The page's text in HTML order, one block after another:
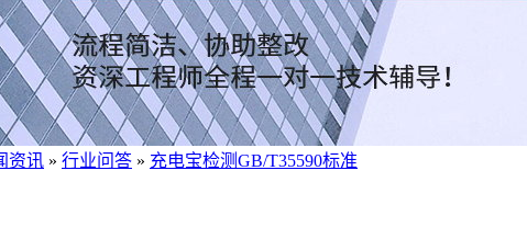
资讯 » 行业问答 » 充电宝检测GB/T35590标准